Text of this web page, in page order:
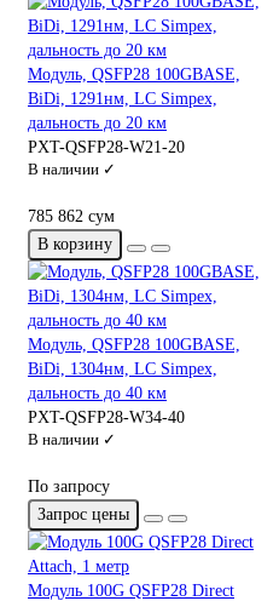
Модуль, QSFP28 100GBASE,
BiDi, 1291нм, LC Simpex,
дальность до 20 км
PXT-QSFP28-W21-20
В наличии ✓
785 862 сум
В корзину
Модуль, QSFP28 100GBASE,
BiDi, 1304нм, LC Simpex,
дальность до 40 км
PXT-QSFP28-W34-40
В наличии ✓
По запросу
Запрос цены
Модуль 100G QSFP28 Direct